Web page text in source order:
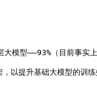
模型——93%（目前事
以提升基础大模型的训